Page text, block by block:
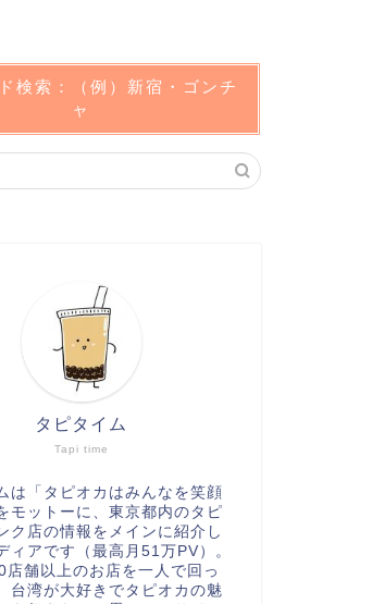
検索：（例）新宿・ゴンチ
ャ
Tapi time
タピタイム
は「タピオカはみんなを笑顔
モットーに、東京都内のタピ
ク店の情報をメインに紹介し
ィアです（最高月51万PV）。
店舗以上のお店を一人で回っ
台湾が大好きでタピオカの魅